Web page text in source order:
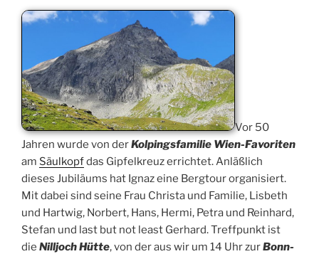
Vor 50
Jahren wurde von derKolpingsfamilie Wien-Favoriten
am Säulkopfdas Gipfelkreuz errichtet. Anläßlich
dieses Jubiläums hat Ignaz eine Bergtour organisiert.
Mit dabei sind seine Frau Christa und Familie, Lisbeth
und Hartwig, Norbert, Hans, Hermi, Petra und Reinhard,
Stefan und last but not least Gerhard. Treffpunkt ist
die Nilljoch Hütte, von der aus wir um 14 Uhr zurBonn-